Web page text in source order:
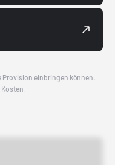
Provision einbringen können.